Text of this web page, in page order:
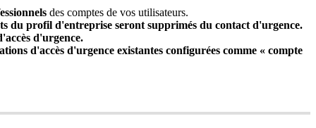
des comptes de vos utilisateurs.
du profil d'entreprise seront supprimés du contact d'urgence.
'accès d'urgence.
d'accès d'urgence existantes configurées comme « compte